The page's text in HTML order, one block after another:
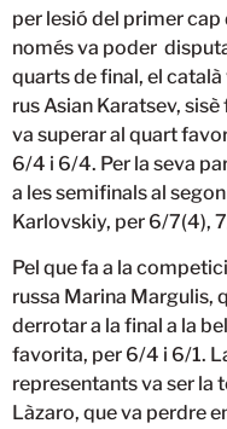
per lesió del primer
només va poder
quarts de final, el
rus Asian Karatsev,
va superar al quart
6/4 i 6/4. Per la seva
a les semifinals al
Karlovskiy, per 6/7(4),
Pel que fa a la
russa Marina Margulis,
derrotar a la final a la
favorita, per 6/4 i 6/1.
representants va ser la
Làzaro, que va perdre